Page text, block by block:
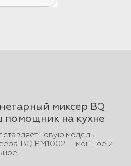
миксер BQ
помощник на кухне
новую модель
BQ PM1002 — мощное и
...